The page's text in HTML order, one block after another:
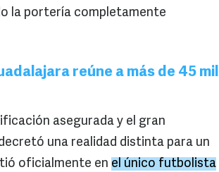
la portería completamente
reúne a más de 45 mil
asegurada y el gran
una realidad distinta para un
oficialmente en el único futbolista